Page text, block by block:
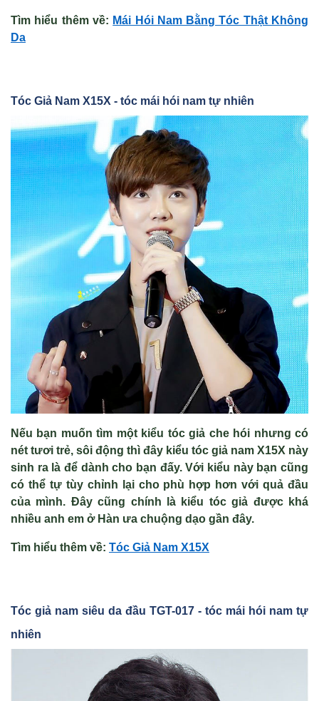
Tìm hiểu thêm về: Mái Hói Nam Bằng Tóc Thật Không
Da
Tóc Giả Nam X15X - tóc mái hói nam tự nhiên
Nếu bạn muốn tìm một kiểu tóc giả che hói nhưng có
nét tươi trẻ, sôi động thì đây kiểu tóc giả nam X15X này
sinh ra là để dành cho bạn đấy. Với kiểu này bạn cũng
có thể tự tùy chỉnh lại cho phù hợp hơn với quả đầu
của mình. Đây cũng chính là kiểu tóc giả được khá
nhiều anh em ở Hàn ưa chuộng dạo gần đây.
Tìm hiểu thêm về: Tóc Giả Nam X15X
Tóc giả nam siêu da đầu TGT-017 - tóc mái hói nam tự
nhiên